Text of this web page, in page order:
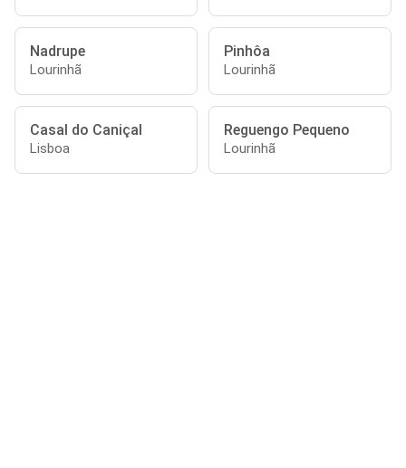
Nadrupe
Lourinhã
Pinhôa
Lourinhã
Casal do Caniçal
Lisboa
Reguengo Pequeno
Lourinhã